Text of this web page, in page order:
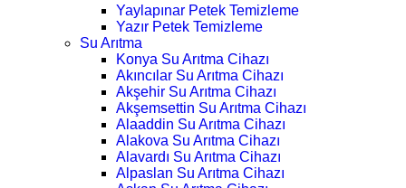
Yaylapınar Petek Temizleme
Yazır Petek Temizleme
Su Arıtma
Konya Su Arıtma Cihazı
Akıncılar Su Arıtma Cihazı
Akşehir Su Arıtma Cihazı
Akşemsettin Su Arıtma Cihazı
Alaaddin Su Arıtma Cihazı
Alakova Su Arıtma Cihazı
Alavardı Su Arıtma Cihazı
Alpaslan Su Arıtma Cihazı